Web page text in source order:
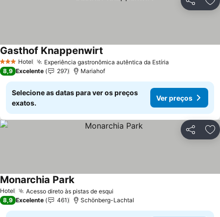
Partilhar
3 EstrelasHotel Experiência gastronômica autêntica da Estíria
Gasthof Knappenwirt
8,9 Excelente 297 Mariahof
Selecione as datas para ver os preços
exatos.
Ver preços
Partilhar
Hotel Acesso direto às pistas de esqui
Monarchia Park
8,9 Excelente 461 Schönberg-Lachtal